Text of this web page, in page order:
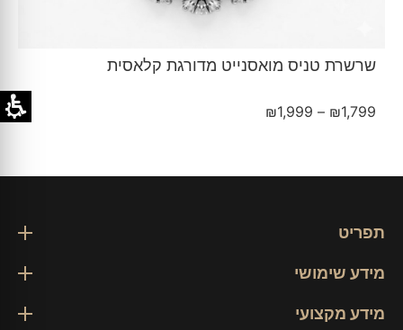
שרשרת טניס מואסנייט מדורגת קלאסית
₪1,799
–
₪1,999
תפריט
מידע שימושי
מידע מקצועי